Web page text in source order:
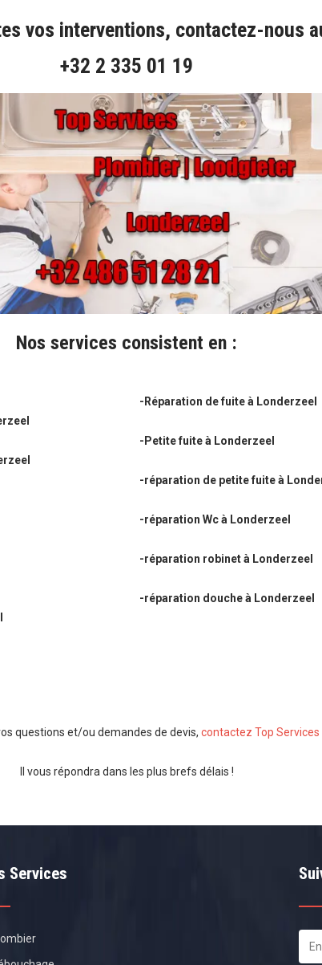
vos interventions, contactez-nous
+32 2 335 01 19
Nos services consistent en :
-Réparation de fuite à Londerzeel
-Petite fuite à Londerzeel
-réparation de petite fuite à
-réparation Wc à Londerzeel
-réparation robinet à Londerzeel
-réparation douche à Londerzeel
questions et/ou demandes de devis, contactez Top Services
Il vous répondra dans les plus brefs délais !
Services